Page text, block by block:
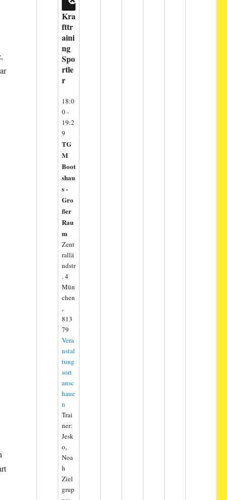
CLOSE
Kra
fttr
aini
ng
Spo
rtle
r
18:0
0-
19:2
9
TG
M
Boot
shau
s -
Gro
ßer
Rau
m
Zent
rallä
ndstr
. 4
Mün
chen
,
813
79
Vera
nstal
tung
sort
ansc
haue
n
Trai
ner:
Jesk
o,
Noa
h
Ziel
grup